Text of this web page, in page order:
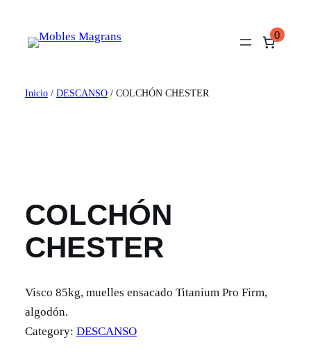
contenido
0
Inicio/ DESCANSO/ COLCHÓN CHESTER
COLCHÓN
CHESTER
Visco 85kg, muelles ensacado Titanium Pro Firm,
algodón.
Category: DESCANSO